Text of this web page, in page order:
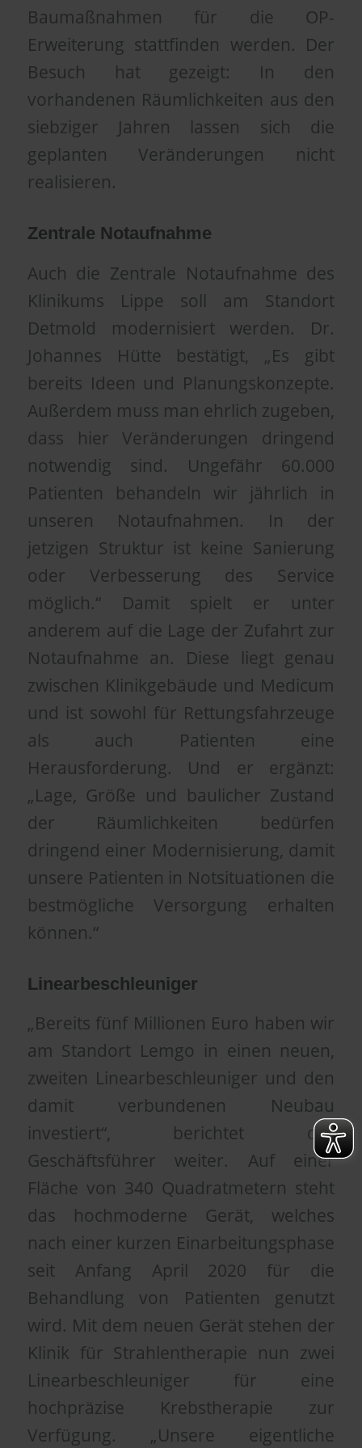
Baumaßnahmen für die OP-
Erweiterung stattfinden werden. Der
Besuch hat gezeigt: In den
vorhandenen Räumlichkeiten aus den
siebziger Jahren lassen sich die
geplanten Veränderungen nicht
realisieren.
Zentrale Notaufnahme
Auch die Zentrale Notaufnahme des
Klinikums Lippe soll am Standort
Detmold modernisiert werden. Dr.
Johannes Hütte bestätigt, „Es gibt
bereits Ideen und Planungskonzepte.
Außerdem muss man ehrlich zugeben,
dass hier Veränderungen dringend
notwendig sind. Ungefähr 60.000
Patienten behandeln wir jährlich in
unseren Notaufnahmen. In der
jetzigen Struktur ist keine Sanierung
oder Verbesserung des Service
möglich.“ Damit spielt er unter
anderem auf die Lage der Zufahrt zur
Notaufnahme an. Diese liegt genau
zwischen Klinikgebäude und Medicum
und ist sowohl für Rettungsfahrzeuge
als auch Patienten eine
Herausforderung. Und er ergänzt:
„Lage, Größe und baulicher Zustand
der Räumlichkeiten bedürfen
dringend einer Modernisierung, damit
unsere Patienten in Notsituationen die
bestmögliche Versorgung erhalten
können.“
Linearbeschleuniger
„Bereits fünf Millionen Euro haben wir
am Standort Lemgo in einen neuen,
zweiten Linearbeschleuniger und den
damit verbundenen Neubau
investiert“, berichtet der
Geschäftsführer weiter. Auf einer
Fläche von 340 Quadratmetern steht
das hochmoderne Gerät, welches
nach einer kurzen Einarbeitungsphase
seit Anfang April 2020 für die
Behandlung von Patienten genutzt
wird. Mit dem neuen Gerät stehen der
Klinik für Strahlentherapie nun zwei
Linearbeschleuniger für eine
hochpräzise Krebstherapie zur
Verfügung. „Unsere eigentliche